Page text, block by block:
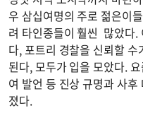
우 삼십여명의 주로 젊은이
려 타인종들이 훨씬 많았다.
다, 포트리 경찰을 신뢰할
된다, 모두가 입을 모았다.
여 발언 등 진상 규명과 사
졌다.